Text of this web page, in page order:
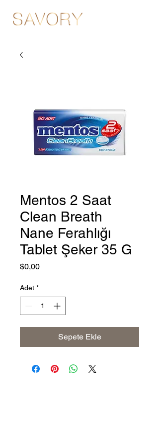
Mentos 2 Saat
Clean Breath
Nane Ferahlığı
Tablet Şeker 35 G
$0,00Fiyat
Adet *
Sepete Ekle